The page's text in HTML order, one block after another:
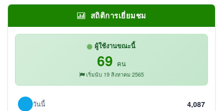
สถิติการเยี่ยมชม
ผู้ใช้งานขณะนี้
69 คน
เริ่มนับ 19 สิงหาคม 2565
วันนี้ 4,087